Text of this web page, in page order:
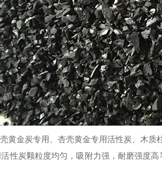
黄金炭专用、杏壳黄金专用活性炭、木质
炭颗粒度均匀，吸附力强，耐磨强度高